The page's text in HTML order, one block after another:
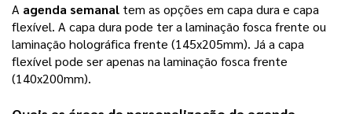
A agenda semanal tem as opções em capa dura e capa
flexível. A capa dura pode ter a laminação fosca frente ou
laminação holográfica frente (145x205mm). Já a capa
flexível pode ser apenas na laminação fosca frente
(140x200mm).